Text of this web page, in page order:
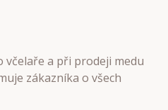
včelaře a při prodeji medu
zákazníka o všech